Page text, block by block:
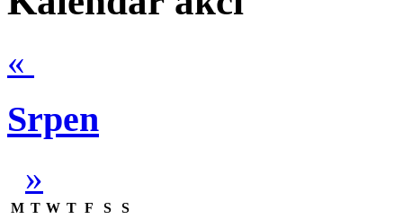
«
Srpen
»
M T W T F S
S